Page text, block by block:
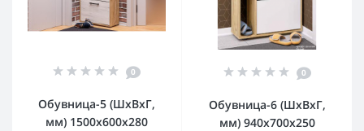
0
Обувница-5 (ШхВхГ,
мм) 1500х600х280
0
Обувница-6 (ШхВхГ,
мм) 940х700х250